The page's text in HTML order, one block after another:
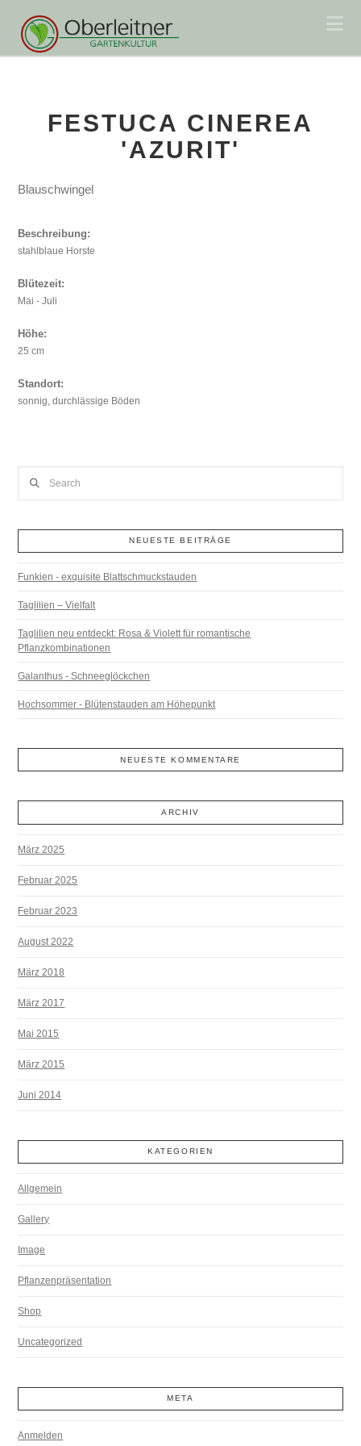
FESTUCA CINEREA
'AZURIT'
Blauschwingel
Beschreibung:
stahlblaue Horste
Blütezeit:
Mai - Juli
Höhe:
25 cm
Standort:
sonnig, durchlässige Böden
NEUESTE BEITRÄGE
Funkien - exquisite Blattschmuckstauden
Taglilien – Vielfalt
Taglilien neu entdeckt: Rosa & Violett für romantische
Pflanzkombinationen
Galanthus - Schneeglöckchen
Hochsommer - Blütenstauden am Höhepunkt
NEUESTE KOMMENTARE
ARCHIV
März 2025
Februar 2025
Februar 2023
August 2022
März 2018
März 2017
Mai 2015
März 2015
Juni 2014
KATEGORIEN
Allgemein
Gallery
Image
Pflanzenpräsentation
Shop
Uncategorized
META
Anmelden